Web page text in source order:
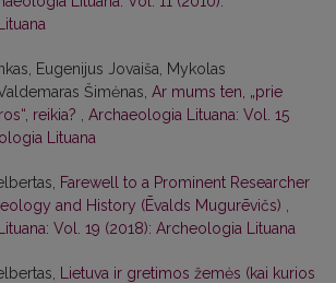
Eugenijus Jovaiša, Mykolas
Šimėnas, Ar mums ten, „prie
reikia?
Archaeologia Lituana: Vol. 15
Lituana
Farewell to a Prominent Researcher
and History (Ēvalds Mugurēvičs)
Vol. 19 (2018): Archeologia Lituana
Lietuva ir gretimos žemės (kai kurios